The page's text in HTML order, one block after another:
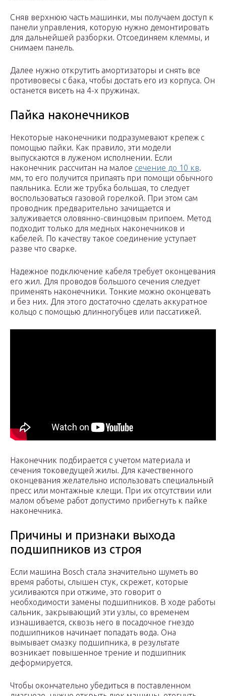
Сняв верхнюю часть машинки, мы получаем доступ к
панели управления, которую нужно демонтировать
для дальнейшей разборки. Отсоединяем клеммы, и
снимаем панель.
Далее нужно открутить амортизаторы и снять все
противовесы с бака, чтобы достать его из корпуса. Он
останется висеть на 4-х пружинах.
Пайка наконечников
Некоторые наконечники подразумевают крепеж с
помощью пайки. Как правило, эти модели
выпускаются в луженом исполнении. Если
наконечник рассчитан на малое сечение до 10 кв.
мм, то его получится припаять при помощи обычного
паяльника. Если же трубка большая, то следует
воспользоваться газовой горелкой. При этом сам
проводник предварительно зачищается и
залуживается оловянно-свинцовым припоем. Метод
подходит только для медных наконечников и
кабелей. По качеству такое соединение уступает
разве что сварке.
Надежное подключение кабеля требует оконцевания
его жил. Для проводов большого сечения следует
применять наконечники. Тонкие можно оконцевать
и без них. Для этого достаточно сделать аккуратное
кольцо с помощью длинногубцев или пассатижей.
Наконечник подбирается с учетом материала и
сечения токоведущей жилы. Для качественного
оконцевания желательно использовать специальный
пресс или монтажные клещи. При их отсутствии или
малом объеме работ допустимо прибегнуть к пайке
наконечника.
Причины и признаки выхода
подшипников из строя
Если машина Bosch стала значительно шуметь во
время работы, слышен стук, скрежет, которые
усиливаются при отжиме, это говорит о
необходимости замены подшипников. В ходе работы
сальник, закрывающий эти узлы, со временем
изнашивается, сквозь него в посадочное гнездо
подшипников начинает попадать вода. Она
вымывает смазку подшипника, в результате
возникает повышенное трение и подшипник
деформируется.
Чтобы окончательно убедиться в поставленном